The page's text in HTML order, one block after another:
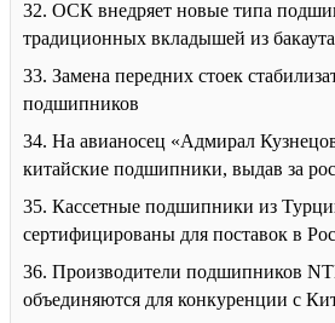
32. ОСК внедряет новые типа
традиционных вкладышей из бакаута
33. Замена передних стоек
подшипников
34. На авианосец «Адмирал
китайские подшипники, выдав за
35. Кассетные подшипники из
сертифицированы для поставок в
36. Производители подшипников
объединяются для конкуренции с